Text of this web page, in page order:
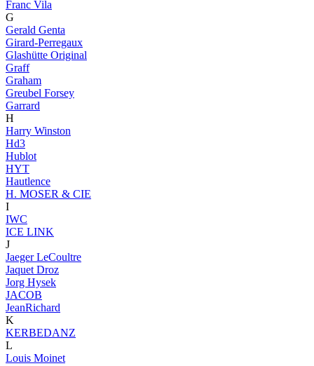
Franc Vila
G
Gerald Genta
Girard-Perregaux
Glashütte Original
Graff
Graham
Greubel Forsey
Garrard
H
Harry Winston
Hd3
Hublot
HYT
Hautlence
H. MOSER & CIE
I
IWC
ICE LINK
J
Jaeger LeCoultre
Jaquet Droz
Jorg Hysek
JACOB
JeanRichard
K
KERBEDANZ
L
Louis Moinet